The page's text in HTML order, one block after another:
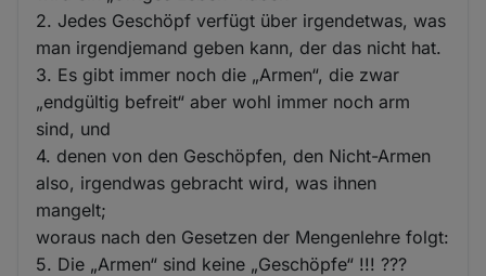
2. Jedes Geschöpf verfügt über irgendetwas, was
man irgendjemand geben kann, der das nicht hat.
3. Es gibt immer noch die „Armen“, die zwar
„endgültig befreit“ aber wohl immer noch arm
sind, und
4. denen von den Geschöpfen, den Nicht-Armen
also, irgendwas gebracht wird, was ihnen
mangelt;
woraus nach den Gesetzen der Mengenlehre folgt:
5. Die „Armen“ sind keine „Geschöpfe“ !!! ???